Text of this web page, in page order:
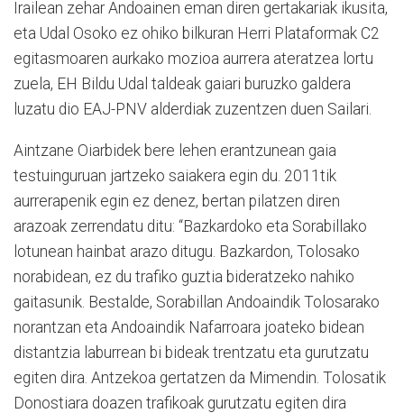
Irailean zehar Andoainen eman diren gertakariak ikusita,
eta Udal Osoko ez ohiko bilkuran Herri Plataformak C2
egitasmoaren aurkako mozioa aurrera ateratzea lortu
zuela, EH Bildu Udal taldeak gaiari buruzko galdera
luzatu dio EAJ-PNV alderdiak zuzentzen duen Sailari.
Aintzane Oiarbidek bere lehen erantzunean gaia
testuinguruan jartzeko saiakera egin du. 2011tik
aurrerapenik egin ez denez, bertan pilatzen diren
arazoak zerrendatu ditu: “Bazkardoko eta Sorabillako
lotunean hainbat arazo ditugu. Bazkardon, Tolosako
norabidean, ez du trafiko guztia bideratzeko nahiko
gaitasunik. Bestalde, Sorabillan Andoaindik Tolosarako
norantzan eta Andoaindik Nafarroara joateko bidean
distantzia laburrean bi bideak trentzatu eta gurutzatu
egiten dira. Antzekoa gertatzen da Mimendin. Tolosatik
Donostiara doazen trafikoak gurutzatu egiten dira